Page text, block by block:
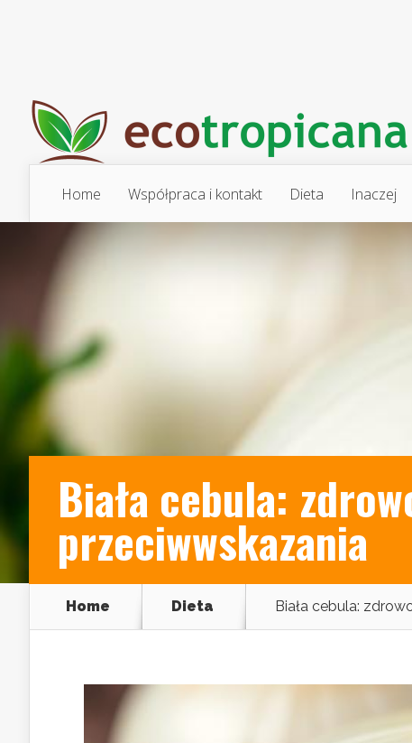
Home Współpraca i kontakt Dieta Inaczej
Biała cebula:
przeciwwskazania
Home Dieta Biała cebula: